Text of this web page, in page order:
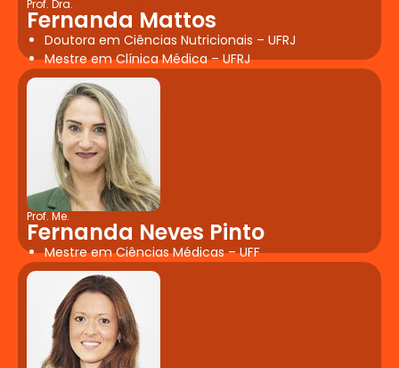
Prof. Dra.
Fernanda Mattos
Doutora em Ciências Nutricionais – UFRJ
Mestre em Clínica Médica – UFRJ
Prof. Me.
Fernanda Neves Pinto
Mestre em Ciências Médicas – UFF